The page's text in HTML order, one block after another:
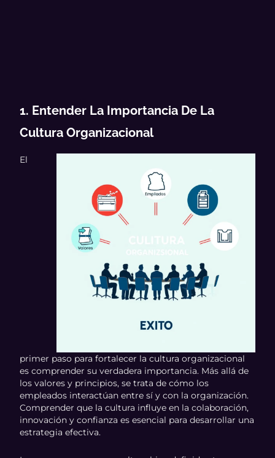
1. Entender La Importancia De La
Cultura Organizacional
El
primer paso para fortalecer la cultura organizacional
es comprender su verdadera importancia. Más allá de
los valores y principios, se trata de cómo los
empleados interactúan entre sí y con la organización.
Comprender que la cultura influye en la colaboración,
innovación y confianza es esencial para desarrollar una
estrategia efectiva.